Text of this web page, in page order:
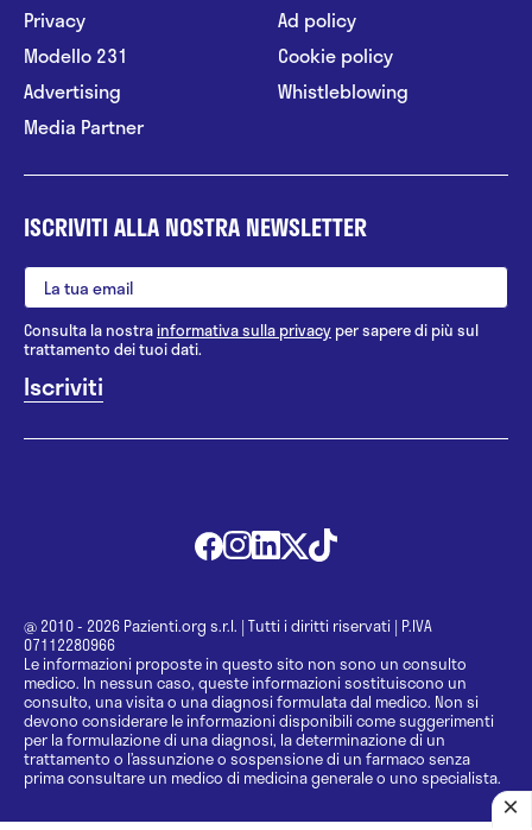
Privacy
Modello 231
Advertising
Media Partner
Ad policy
Cookie policy
Whistleblowing
ISCRIVITI ALLA NOSTRA NEWSLETTER
Consulta la nostrainformativa sulla privacy per sapere di più sul
trattamento dei tuoi dati.
@ 2010 - 2026 Pazienti.org s.r.l. | Tutti i diritti riservati | P.IVA
07112280966
Le informazioni proposte in questo sito non sono un consulto
medico. In nessun caso, queste informazioni sostituiscono un
consulto, una visita o una diagnosi formulata dal medico. Non si
devono considerare le informazioni disponibili come suggerimenti
per la formulazione di una diagnosi, la determinazione di un
trattamento o l’assunzione o sospensione di un farmaco senza
prima consultare un medico di medicina generale o uno specialista.